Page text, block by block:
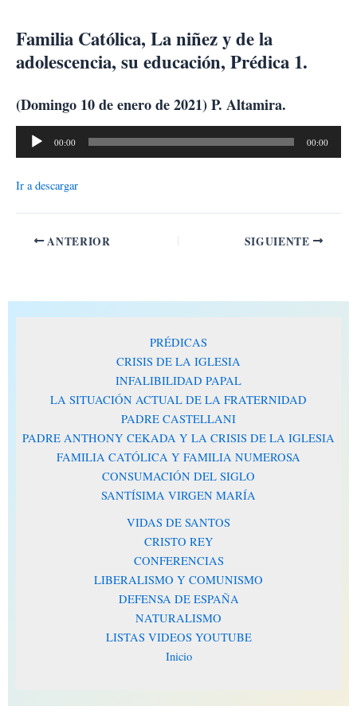
contenido
Familia Católica, La niñez y de la
adolescencia, su educación, Prédica 1.
(Domingo 10 de enero de 2021) P. Altamira.
Reproductor
00:00 00:00
Ir a descargar
ANTERIOR SIGUIENTE
PRÉDICAS
CRISIS DE LA IGLESIA
INFALIBILIDAD PAPAL
LA SITUACIÓN ACTUAL DE LA FRATERNIDAD
PADRE CASTELLANI
PADRE ANTHONY CEKADA Y LA CRISIS DE LA IGLESIA
FAMILIA CATÓLICA Y FAMILIA NUMEROSA
CONSUMACIÓN DEL SIGLO
SANTÍSIMA VIRGEN MARÍA
VIDAS DE SANTOS
CRISTO REY
CONFERENCIAS
LIBERALISMO Y COMUNISMO
DEFENSA DE ESPAÑA
NATURALISMO
LISTAS VIDEOS YOUTUBE
Inicio